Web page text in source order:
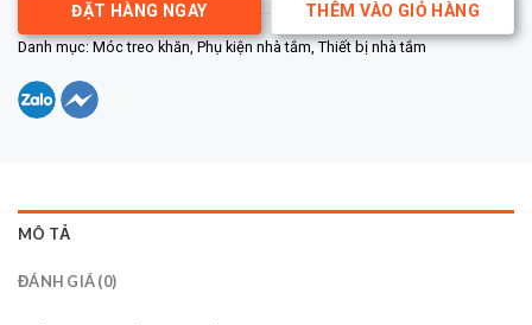
THÊM VÀO GIỎ HÀNG
ĐẶT HÀNG NGAY
Danh mục:Móc treo khăn,Phụ kiện nhà tắm,Thiết bị nhà tắm
MÔ TẢ
ĐÁNH GIÁ (0)